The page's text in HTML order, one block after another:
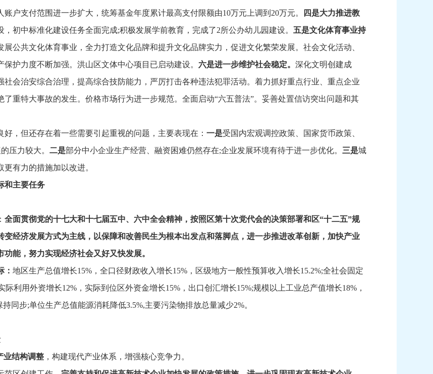
账户支付范围进一步扩大， 统筹基金年度累计最高支付限额由10万元上调到20万元。
四是大力推进教
初中标准化建设任务全面完成;积极发展学前教育， 完成了2所公办幼儿园建设。 五是文化体育事业持
展公共文化体育事业， 全力打造文化品牌和提升文化品牌实力， 促进文化繁荣发展。 社会文化活动、
保护力度不断加强。 洪山区文体中心项目已启动建设。 六是进一步维护社会稳定。 深化文明创建成
社会治安综合治理， 提高综合技防能力， 严厉打击各种违法犯罪活动。 着力抓好重点行业、 重点企业
了重特大事故的发生。 价格市场行为进一步规范。 全面启动“六五普法”。 妥善处置信访突出问题和其
， 但还存在着一些需要引起重视的问题， 主要表现在： 一是受国内宏观调控政策、
国家货币政策、
压力较大。 二是部分中小企业生产经营、 融资困难仍然存在;企业发展环境有待于进一步优化。 三是城
有力的措施加以改进。
和主要任务
全面贯彻党的十七大和十七届五中、 六中全会精神， 按照区第十次党代会的决策部署和区“十二五”规
变经济发展方式为主线， 以保障和改善民生为根本出发点和落脚点， 进一步推进改革创新， 加快产业
功能，努力实现经济社会又好又快发展。
： 地区生产总值增长15%， 全口径财政收入增长15%， 区级地方一般性预算收入增长15.2%;全社会固定
际利用外资增长12%， 实际到位区外资金增长15%， 出口创汇增长15%;规模以上工业总产值增长18%，
同步;单位生产总值能源消耗降低3.5%,主要污染物排放总量减少2%。
业结构调整 ， 构建现代产业体系， 增强核心竞争力。